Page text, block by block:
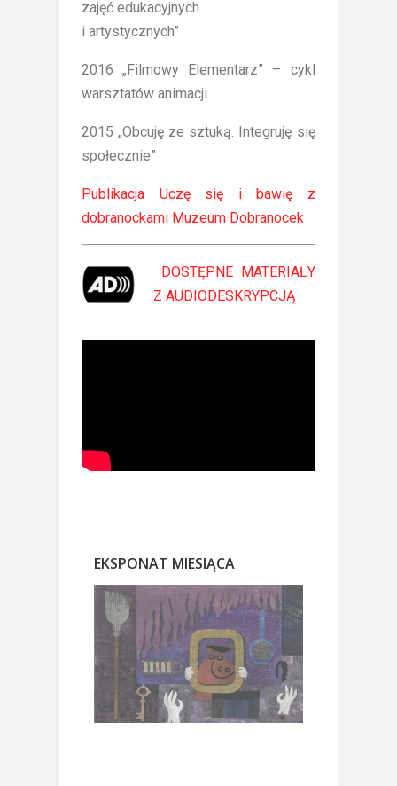
zajęć edukacyjnych
i artystycznych”
2016 „Filmowy Elementarz” – cykl
warsztatów animacji
2015 „Obcuję ze sztuką. Integruję się
społecznie”
Publikacja Uczę się i bawię z
dobranockami Muzeum Dobranocek
DOSTĘPNE MATERIAŁY
ZAUDIODESKRYPCJĄ
EKSPONAT MIESIĄCA